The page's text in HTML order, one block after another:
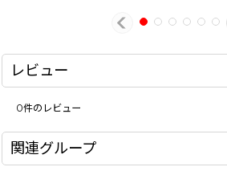
レビュー
0件のレビュー
関連グループ